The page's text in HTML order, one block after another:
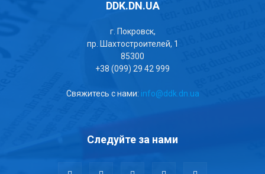
DDK.DN.UA
г. Покровск,
пр. Шахтостроителей, 1
85300
+38 (099) 29 42 999
Свяжитесь с нами: info@ddk.dn.ua
Следуйте за нами